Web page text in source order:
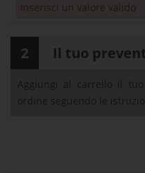
Inserisci un valore valido
2 Il tuo
Aggiungi al carrello il
ordine seguendo le